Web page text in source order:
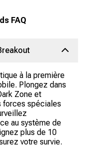
FAQ
à la première
Plongez dans
Zone et
forces spéciales
au système de
plus de 10
votre survie.